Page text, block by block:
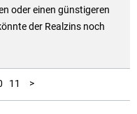
oder einen günstigeren
der Realzins noch
11 >